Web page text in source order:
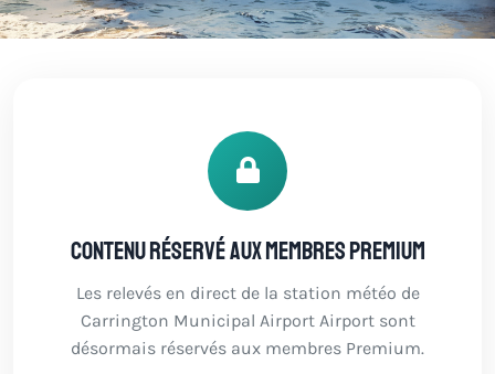
Contenu réservé aux membres Premium
Les relevés en direct de la station météo de
Carrington Municipal Airport Airport sont
désormais réservés aux membres Premium.